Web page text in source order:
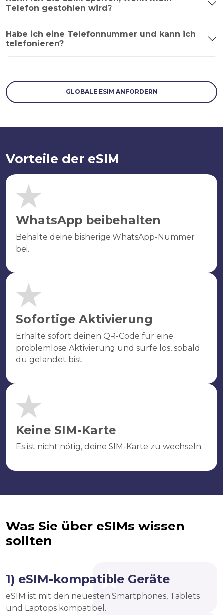
Telefon gestohlen wird?
Habe ich eine Telefonnummer und kann ich
telefonieren?
GLOBALE ESIM ANFORDERN
Vorteile der eSIM
WhatsApp beibehalten
Behalte deine bisherige WhatsApp-Nummer
bei.
Sofortige Aktivierung
Erhalte sofort deinen QR-Code für eine
problemlose Aktivierung und surfe los, sobald
du gelandet bist.
Keine SIM-Karte
Es ist nicht nötig, deine SIM-Karte zu wechseln.
Was Sie über eSIMs wissen
sollten
1) eSIM-kompatible Geräte
eSIM ist mit den neuesten Smartphones, Tablets
und Laptops kompatibel.